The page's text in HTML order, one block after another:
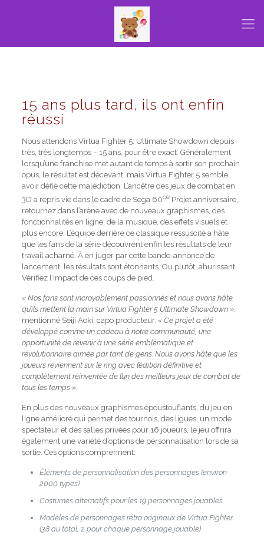
15 ans plus tard, ils ont enfin
réussi
Nous attendons Virtua Fighter 5: Ultimate Showdown depuis
très, très longtemps – 15 ans, pour être exact. Généralement,
lorsqu’une franchise met autant de temps à sortir son prochain
opus, le résultat est décevant, mais Virtua Fighter 5 semble
avoir défié cette malédiction. L’ancêtre des jeux de combat en
3D a repris vie dans le cadre de Sega 60ceProjet anniversaire,
retournez dans l’arène avec de nouveaux graphismes, des
fonctionnalités en ligne, de la musique, des effets visuels et
plus encore. L’équipe derrière ce classique ressuscité a hâte
que les fans de la série découvrent enfin les résultats de leur
travail acharné. À en juger par cette bande-annonce de
lancement, les résultats sont étonnants. Ou plutôt, ahurissant.
Vérifiez l’impact de ces coups de pied.
« Nos fans sont incroyablement passionnés et nous avons hâte
qu’ils mettent la main sur Virtua Fighter 5 Ultimate Showdown »,
mentionné Seiji Aoki, capo producteur. « Ce projet a été
développé comme un cadeau à notre communauté, une
opportunité de revenir à une série emblématique et
révolutionnaire aimée par tant de gens. Nous avons hâte que les
joueurs reviennent sur le ring avec l’édition définitive et
complètement réinventée de l’un des meilleurs jeux de combat de
tous les temps ».
En plus des nouveaux graphismes époustouflants, du jeu en
ligne amélioré qui permet des tournois, des ligues, un mode
spectateur et des salles privées pour 16 joueurs, le jeu offrira
également une variété d’options de personnalisation lors de sa
sortie. Ces options comprennent:
Éléments de personnalisation des personnages (environ
2000 types)
Costumes alternatifs pour les 19 personnages jouables
Modèles de personnages rétro originaux de Virtua Fighter
(38 au total, 2 pour chaque personnage jouable)